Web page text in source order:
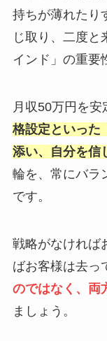
持ちが薄れたり
じ取り、二度と
インド」の重要
月収50万円を安
格設定といった
添い、自分を信
輪を、常にバラ
です。
戦略がなければ
ばお客様は去っ
のではなく、両
ましょう。